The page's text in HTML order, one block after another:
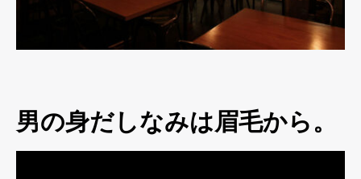
男の身だしなみは眉毛から。